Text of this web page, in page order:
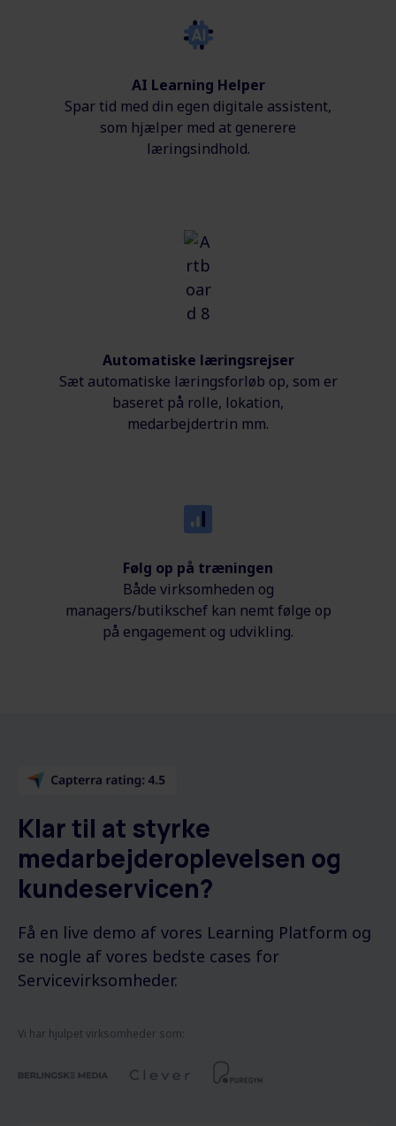
AI Learning Helper
Spar tid med din egen digitale assistent,
som hjælper med at generere
læringsindhold.
Automatiske læringsrejser
Sæt automatiske læringsforløb op, som er
baseret på rolle, lokation,
medarbejdertrin mm.
Følg op på træningen
Både virksomheden og
managers/butikschef kan nemt følge op
på engagement og udvikling.
Klar til at styrke
medarbejderoplevelsen og
kundeservicen?
Få en live demo af vores Learning Platform og
se nogle af vores bedste cases for
Servicevirksomheder.
Vi har hjulpet virksomheder som: